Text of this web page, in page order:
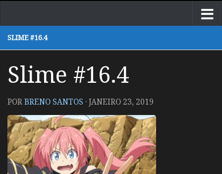
SLIME #16.4
Slime #16.4
PORBRENO SANTOS ·JANEIRO 23, 2019